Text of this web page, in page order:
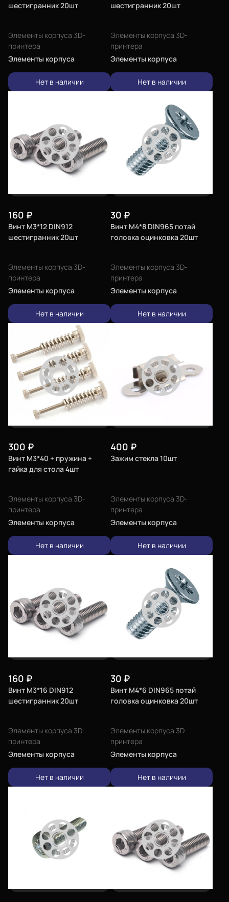
шестигранник 20шт
Элементы корпуса 3D-
принтера
Элементы корпуса
Нет в наличии
шестигранник 20шт
Элементы корпуса 3D-
принтера
Элементы корпуса
Нет в наличии
160 ₽
Винт М3*12 DIN912
шестигранник 20шт
Элементы корпуса 3D-
принтера
Элементы корпуса
Нет в наличии
30 ₽
Винт М4*8 DIN965 потай
головка оцинковка 20шт
Элементы корпуса 3D-
принтера
Элементы корпуса
Нет в наличии
300 ₽
Винт М3*40 + пружина +
гайка для стола 4шт
Элементы корпуса 3D-
принтера
Элементы корпуса
Нет в наличии
400 ₽
Зажим стекла 10шт
Элементы корпуса 3D-
принтера
Элементы корпуса
Нет в наличии
160 ₽
Винт М3*16 DIN912
шестигранник 20шт
Элементы корпуса 3D-
принтера
Элементы корпуса
Нет в наличии
30 ₽
Винт М4*6 DIN965 потай
головка оцинковка 20шт
Элементы корпуса 3D-
принтера
Элементы корпуса
Нет в наличии